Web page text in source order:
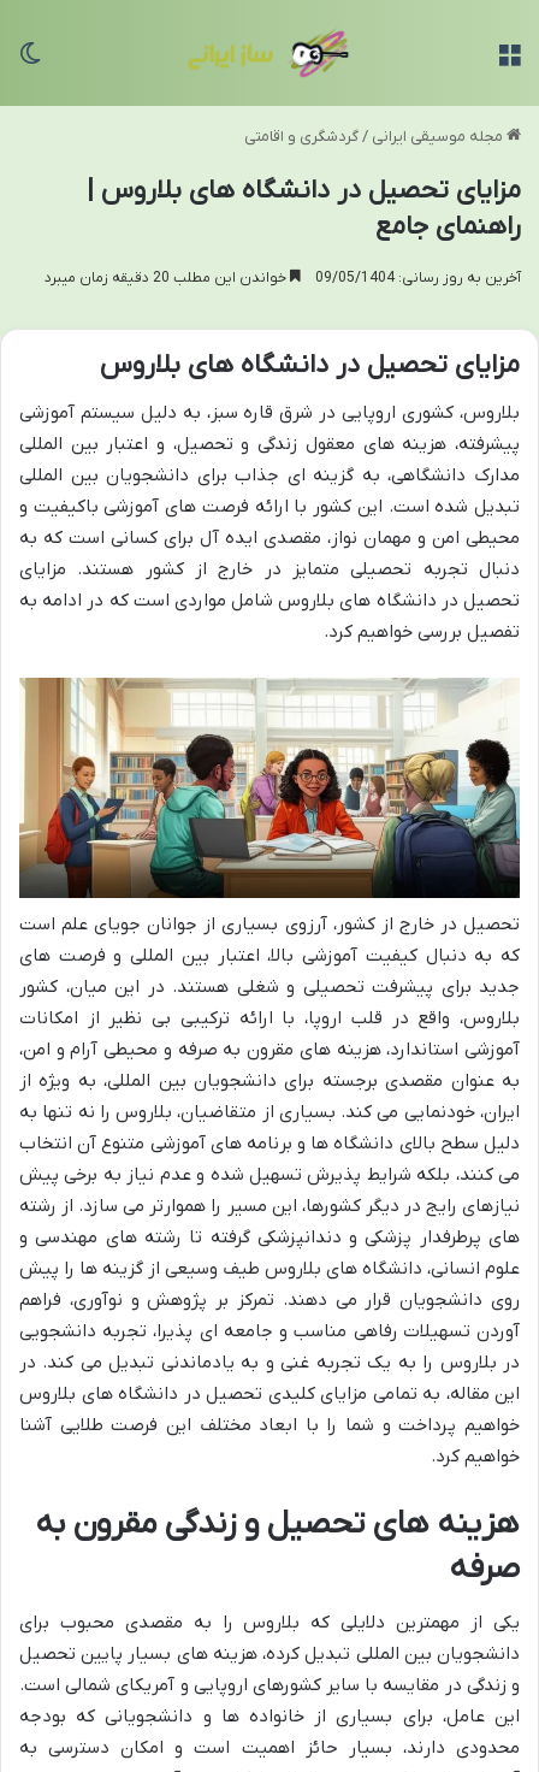
مجله موسیقی ایرانی /گردشگری و اقامتی
مزایای تحصیل در دانشگاه های بلاروس |
راهنمای جامع
آخرین به روز رسانی: 09/05/1404 خواندن این مطلب 20 دقیقه زمان میبرد
مزایای تحصیل در دانشگاه های بلاروس
بلاروس، کشوری اروپایی در شرق قاره سبز، به دلیل سیستم آموزشی
پیشرفته، هزینه های معقول زندگی و تحصیل، و اعتبار بین المللی
مدارک دانشگاهی، به گزینه ای جذاب برای دانشجویان بین المللی
تبدیل شده است. این کشور با ارائه فرصت های آموزشی باکیفیت و
محیطی امن و مهمان نواز، مقصدی ایده آل برای کسانی است که به
دنبال تجربه تحصیلی متمایز در خارج از کشور هستند. مزایای
تحصیل در دانشگاه های بلاروس شامل مواردی است که در ادامه به
تفصیل بررسی خواهیم کرد.
تحصیل در خارج از کشور، آرزوی بسیاری از جوانان جویای علم است
که به دنبال کیفیت آموزشی بالا، اعتبار بین المللی و فرصت های
جدید برای پیشرفت تحصیلی و شغلی هستند. در این میان، کشور
بلاروس، واقع در قلب اروپا، با ارائه ترکیبی بی نظیر از امکانات
آموزشی استاندارد، هزینه های مقرون به صرفه و محیطی آرام و امن،
به عنوان مقصدی برجسته برای دانشجویان بین المللی، به ویژه از
ایران، خودنمایی می کند. بسیاری از متقاضیان، بلاروس را نه تنها به
دلیل سطح بالای دانشگاه ها و برنامه های آموزشی متنوع آن انتخاب
می کنند، بلکه شرایط پذیرش تسهیل شده و عدم نیاز به برخی پیش
نیازهای رایج در دیگر کشورها، این مسیر را هموارتر می سازد. از رشته
های پرطرفدار پزشکی و دندانپزشکی گرفته تا رشته های مهندسی و
علوم انسانی، دانشگاه های بلاروس طیف وسیعی از گزینه ها را پیش
روی دانشجویان قرار می دهند. تمرکز بر پژوهش و نوآوری، فراهم
آوردن تسهیلات رفاهی مناسب و جامعه ای پذیرا، تجربه دانشجویی
در بلاروس را به یک تجربه غنی و به یادماندنی تبدیل می کند. در
این مقاله، به تمامی مزایای کلیدی تحصیل در دانشگاه های بلاروس
خواهیم پرداخت و شما را با ابعاد مختلف این فرصت طلایی آشنا
خواهیم کرد.
هزینه های تحصیل و زندگی مقرون به
صرفه
یکی از مهمترین دلایلی که بلاروس را به مقصدی محبوب برای
دانشجویان بین المللی تبدیل کرده، هزینه های بسیار پایین تحصیل
و زندگی در مقایسه با سایر کشورهای اروپایی و آمریکای شمالی است.
این عامل، برای بسیاری از خانواده ها و دانشجویانی که بودجه
محدودی دارند، بسیار حائز اهمیت است و امکان دسترسی به